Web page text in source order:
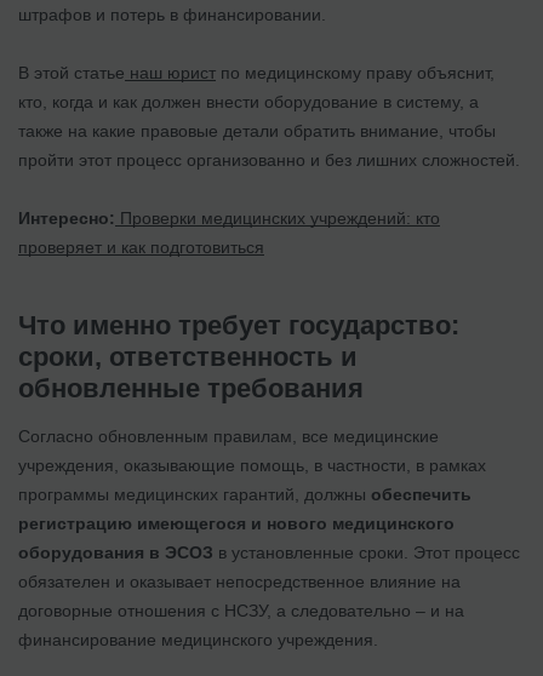
штрафов и потерь в финансировании.
В этой статье наш юрист по медицинскому праву объяснит,
кто, когда и как должен внести оборудование в систему, а
также на какие правовые детали обратить внимание, чтобы
пройти этот процесс организованно и без лишних сложностей.
Интересно: Проверки медицинских учреждений: кто
проверяет и как подготовиться
Что именно требует государство:
сроки, ответственность и
обновленные требования
Согласно обновленным правилам, все медицинские
учреждения, оказывающие помощь, в частности, в рамках
программы медицинских гарантий, должны обеспечить
регистрацию имеющегося и нового медицинского
оборудования в ЭСОЗ в установленные сроки. Этот процесс
обязателен и оказывает непосредственное влияние на
договорные отношения с НСЗУ, а следовательно – и на
финансирование медицинского учреждения.